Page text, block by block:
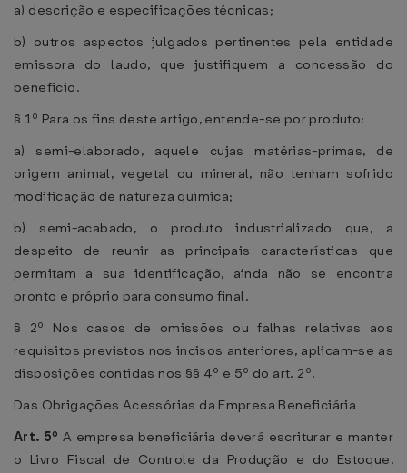
a) descrição e especificações técnicas;
b) outros aspectos julgados pertinentes pela entidade
emissora do laudo, que justifiquem a concessão do
benefício.
§ 1º Para os fins deste artigo, entende-se por produto:
a) semi-elaborado, aquele cujas matérias-primas, de
origem animal, vegetal ou mineral, não tenham sofrido
modificação de natureza química;
b) semi-acabado, o produto industrializado que, a
despeito de reunir as principais características que
permitam a sua identificação, ainda não se encontra
pronto e próprio para consumo final.
§ 2º Nos casos de omissões ou falhas relativas aos
requisitos previstos nos incisos anteriores, aplicam-se as
disposições contidas nos §§ 4º e 5º do art. 2º.
Das Obrigações Acessórias da Empresa Beneficiária
Art. 5ºA empresa beneficiária deverá escriturar e manter
o Livro Fiscal de Controle da Produção e do Estoque,